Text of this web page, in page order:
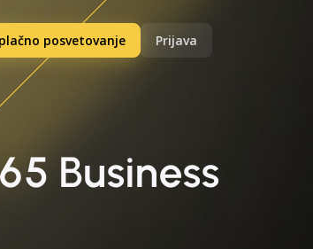
posvetovanje Prijava
Business